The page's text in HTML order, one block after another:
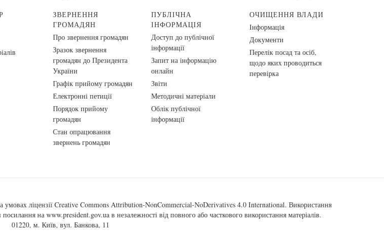
ЗВЕРНЕННЯ
ГРОМАДЯН
Про звернення громадян
Зразок звернення
громадян до Президента
України
Графік прийому громадян
Електронні петиції
Порядок прийому
громадян
Стан опрацювання
звернень громадян
ПУБЛІЧНА
ІНФОРМАЦІЯ
Доступ до публічної
інформації
Запит на інформацію
онлайн
Звіти
Методичні матеріали
Облік публічної
інформації
ОЧИЩЕННЯ ВЛАДИ
Інформація
Документи
Перелік посад та осіб,
щодо яких проводиться
перевірка
ліцензії Creative Commons Attribution-NonCommercial-NoDerivatives 4.0 International. Використання
посилання на www.president.gov.ua в незалежності від повного або часткового використання матеріалів.
01220, м. Київ, вул. Банкова, 11